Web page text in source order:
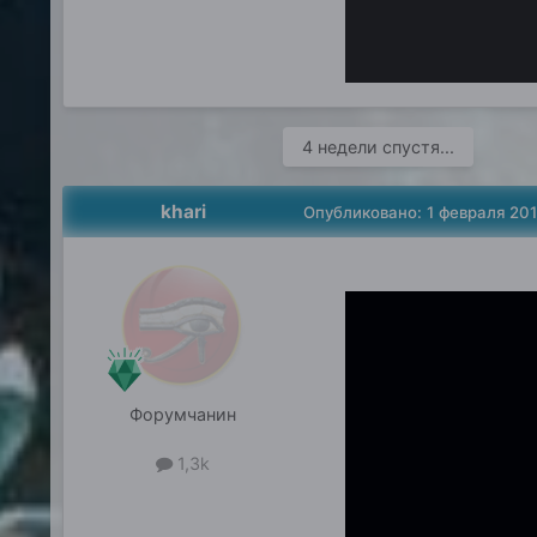
4 недели спустя...
khari
Форумчанин
1,3k
Опубликовано: 1 февраля